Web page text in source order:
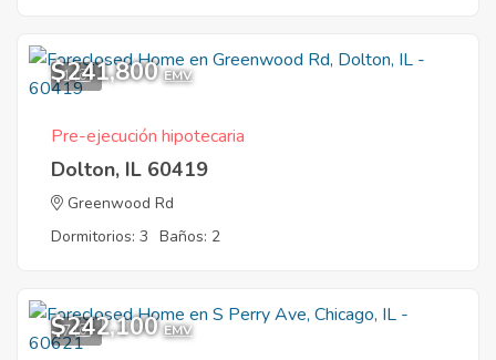
1
$241,800 EMV
Pre-ejecución hipotecaria
Dolton, IL 60419
Greenwood Rd
Dormitorios: 3 Baños: 2
7
$242,100 EMV